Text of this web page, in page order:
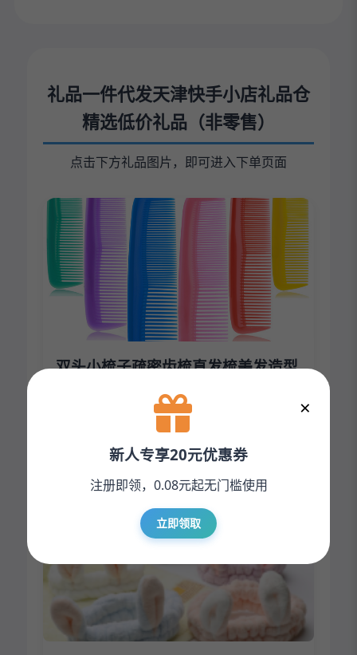
礼品一件代发天津快手小店礼品仓
精选低价礼品（非零售）
点击下方礼品图片，即可进入下单页面
双头小梳子疏密齿梳直发梳美发造型
梳防静电梳刘海梳尖尾梳分区梳
立即下单
×
新人专享20元优惠券
注册即领，0.08元起无门槛使用
立即领取